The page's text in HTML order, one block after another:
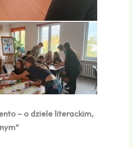
– o dziele literackim,